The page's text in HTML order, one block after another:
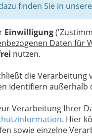
finden Sie in
Einwilligung
Daten für
nutzen.
die Verarbeitung
Identifiern außerhalb
Verarbeitung Ihrer
. Hier
sowie einzelne